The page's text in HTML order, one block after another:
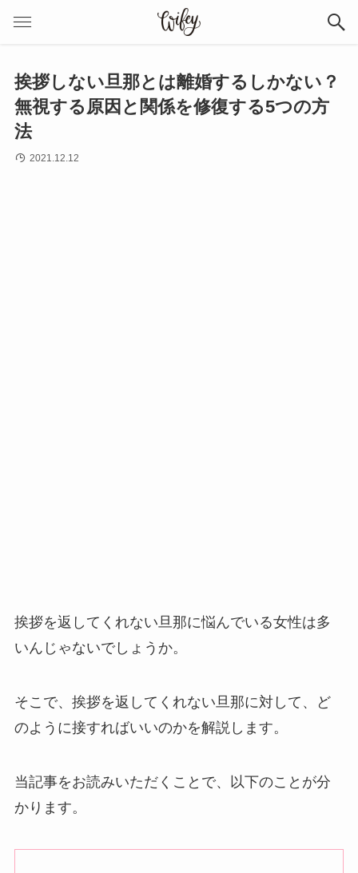
挨拶しない旦那とは離婚するしかない？
無視する原因と関係を修復する5つの方
法
2021.12.12
挨拶を返してくれない旦那に悩んでいる女性は多
いんじゃないでしょうか。
そこで、挨拶を返してくれない旦那に対して、ど
のように接すればいいのかを解説します。
当記事をお読みいただくことで、以下のことが分
かります。